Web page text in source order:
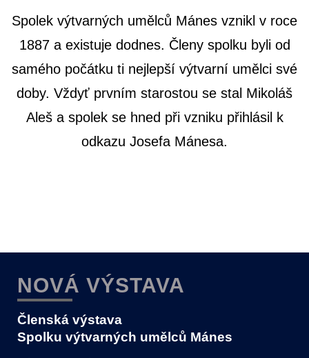
Spolek výtvarných umělců Mánes vznikl v roce
1887 a existuje dodnes. Členy spolku byli od
samého počátku ti nejlepší výtvarní umělci své
doby. Vždyť prvním starostou se stal Mikoláš
Aleš a spolek se hned při vzniku přihlásil k
odkazu Josefa Mánesa.
NOVÁ VÝSTAVA
Členská výstava
Spolku výtvarných umělců Mánes